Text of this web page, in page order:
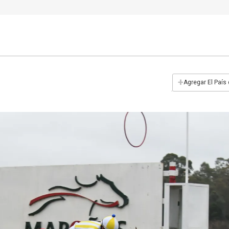
+Agregar El País